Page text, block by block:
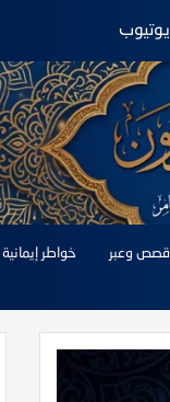
قصص وعبر خواطر إيمانية